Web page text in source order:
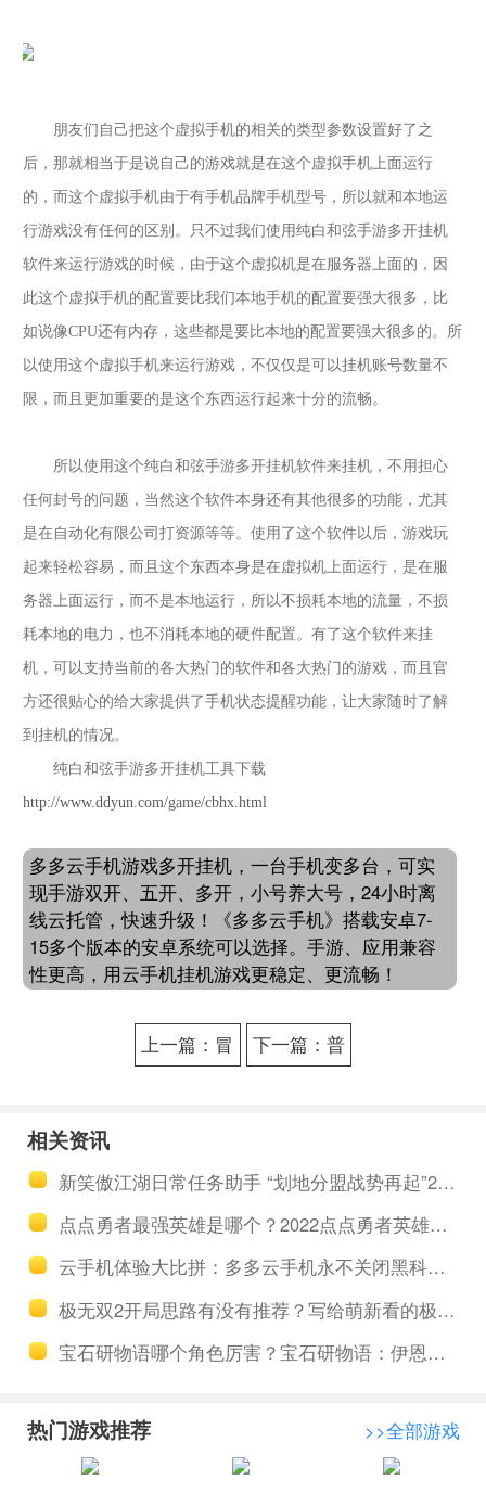
朋友们自己把这个虚拟手机的相关的类型参数设置好了之
后，那就相当于是说自己的游戏就是在这个虚拟手机上面运行
的，而这个虚拟手机由于有手机品牌手机型号，所以就和本地运
行游戏没有任何的区别。只不过我们使用纯白和弦手游多开挂机
软件来运行游戏的时候，由于这个虚拟机是在服务器上面的，因
此这个虚拟手机的配置要比我们本地手机的配置要强大很多，比
如说像CPU还有内存，这些都是要比本地的配置要强大很多的。所
以使用这个虚拟手机来运行游戏，不仅仅是可以挂机账号数量不
限，而且更加重要的是这个东西运行起来十分的流畅。
所以使用这个纯白和弦手游多开挂机软件来挂机，不用担心
任何封号的问题，当然这个软件本身还有其他很多的功能，尤其
是在自动化有限公司打资源等等。使用了这个软件以后，游戏玩
起来轻松容易，而且这个东西本身是在虚拟机上面运行，是在服
务器上面运行，而不是本地运行，所以不损耗本地的流量，不损
耗本地的电力，也不消耗本地的硬件配置。有了这个软件来挂
机，可以支持当前的各大热门的软件和各大热门的游戏，而且官
方还很贴心的给大家提供了手机状态提醒功能，让大家随时了解
到挂机的情况。
纯白和弦手游多开挂机工具下载
http://www.ddyun.com/game/cbhx.html
多多云手机游戏多开挂机，一台手机变多台，可实
现手游双开、五开、多开，小号养大号，24小时离
线云托管，快速升级！《多多云手机》搭载安卓7-
15多个版本的安卓系统可以选择。手游、应用兼容
性更高，用云手机挂机游戏更稳定、更流畅！
上一篇：冒
下一篇：普
相关资讯
新笑傲江湖日常任务助手 “划地分盟战势再起”2.20上线
点点勇者最强英雄是哪个？2022点点勇者英雄排行榜攻略
云手机体验大比拼：多多云手机永不关闭黑科技，安卓15抢先用
极无双2开局思路有没有推荐？写给萌新看的极无双2开局攻略
宝石研物语哪个角色厉害？宝石研物语：伊恩之石角色强度排行榜
热门游戏推荐 >>全部游戏